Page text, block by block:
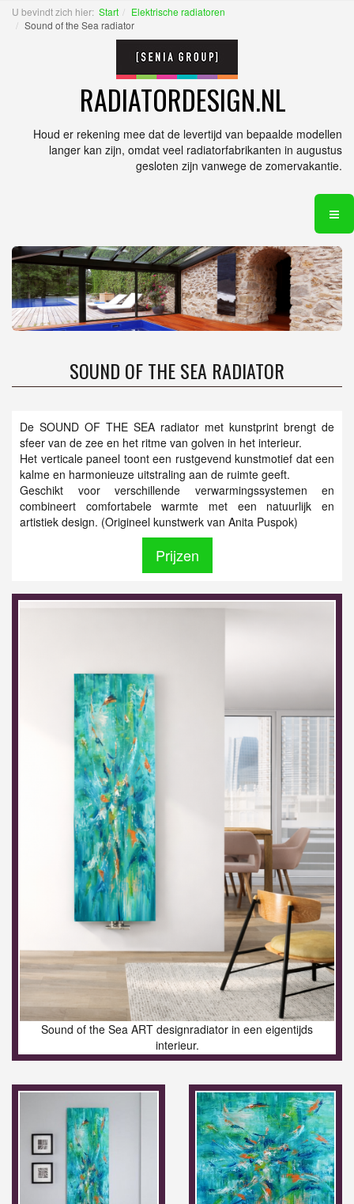
U bevindt zich hier: Start
Elektrische radiatoren
Sound of the Sea radiator
RADIATORDESIGN.NL
Houd er rekening mee dat de levertijd van bepaalde modellen
langer kan zijn, omdat veel radiatorfabrikanten in augustus
gesloten zijn vanwege de zomervakantie.
SOUND OF THE SEA RADIATOR
De SOUND OF THE SEA radiator met kunstprint brengt de
sfeer van de zee en het ritme van golven in het interieur.
Het verticale paneel toont een rustgevend kunstmotief dat een
kalme en harmonieuze uitstraling aan de ruimte geeft.
Geschikt voor verschillende verwarmingssystemen en
combineert comfortabele warmte met een natuurlijk en
artistiek design. (Origineel kunstwerk van Anita Puspok)
Prijzen
Sound of the Sea ART designradiator in een eigentijds
interieur.